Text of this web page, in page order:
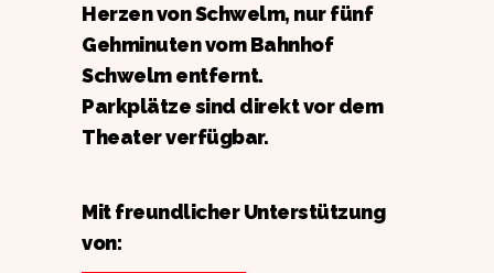
Herzen von Schwelm, nur fünf
Gehminuten vom Bahnhof
Schwelm entfernt.
Parkplätze sind direkt vor dem
Theater verfügbar.
Mit freundlicher Unterstützung
von: